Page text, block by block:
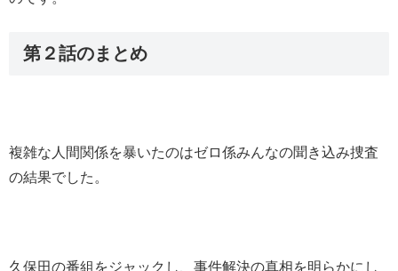
第２話のまとめ
複雑な人間関係を暴いたのはゼロ係みんなの聞き込み捜査
の結果でした。
久保田の番組をジャックし、事件解決の真相を明らかにし